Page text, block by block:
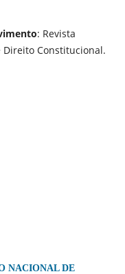
: Revista
Constitucional.
NACIONAL DE